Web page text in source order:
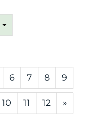
6 7 8 9
10 11 12 »